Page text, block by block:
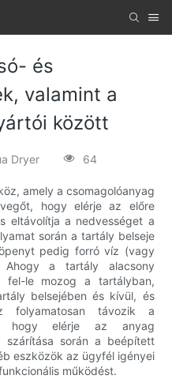
és
valamint a
között
Dryer 64
amely a csomagolóanyag
hogy elérje az előre
eltávolítja a nedvességet a
során a tartály belseje
pedig forró víz (vagy
a tartály alacsony
fel-le mozog a tartályban,
belsejében és kívül, és
távozik a
hogy elérje az anyag
szárítása során a beépített
eszközök az ügyfél igényei
működést.